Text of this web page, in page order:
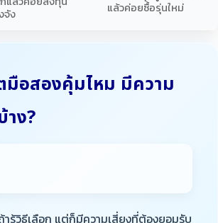
จัง
แล้วค่อยซื้อรุ่นใหม่
มือสองคุ้มไหม มีความ
าง?
รู้วิธีเลือก แต่ก็มีความเสี่ยงที่ต้องยอมรับ